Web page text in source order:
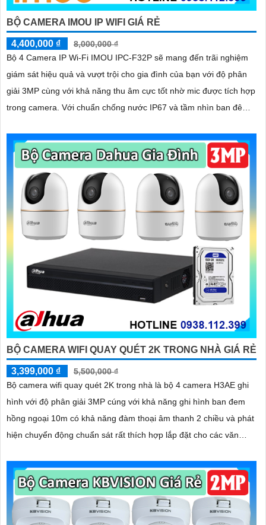
BỘ CAMERA IMOU IP WIFI GIÁ RẺ
4,400,000 ₫
8,000,000 ₫
Bộ 4 Camera IP Wi-Fi IMOU IPC-F32P sẽ mang đến trãi nghiệm
giám sát hiệu quả và vượt trội cho gia đình của bạn với độ phân
giải 3MP cùng với khả năng thu âm cực tốt nhờ mic được tích hợp
trong camera. Với chuẩn chống nước IP67 và tầm nhìn ban đêm
BỘ CAMERA WIFI QUAY QUÉT 2K TRONG NHÀ GIÁ RẺ
3,399,000 ₫
5,500,000 ₫
Bộ camera wifi quay quét 2K trong nhà là bộ 4 camera H3AE ghi
hình với độ phân giải 3MP cúng với khả năng ghi hình ban đem
hồng ngoại 10m có khả năng đàm thoại âm thanh 2 chiều và phát
hiện chuyển động chuẩn sát rất thích hợp lắp đặt cho các văn
giám sát đêm vừa có thể đàm thoại được âm thanh 2 chiều.